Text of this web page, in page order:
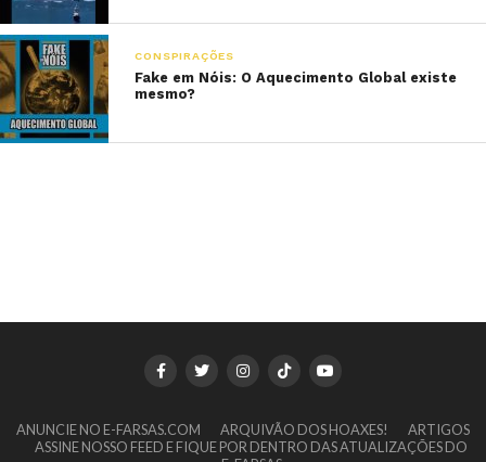
CONSPIRAÇÕES
Fake em Nóis: O Aquecimento Global existe
mesmo?
ANUNCIE NO E-FARSAS.COM ARQUIVÃO DOS HOAXES!
ARTIGOS
ASSINE NOSSO FEED E FIQUE POR DENTRO DAS ATUALIZAÇÕES DO